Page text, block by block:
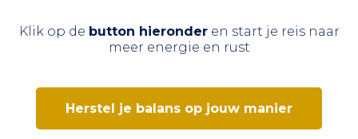
Klik op de button hieronderen start je reis naar
meer energie en rust
Herstel je balans op jouw manier